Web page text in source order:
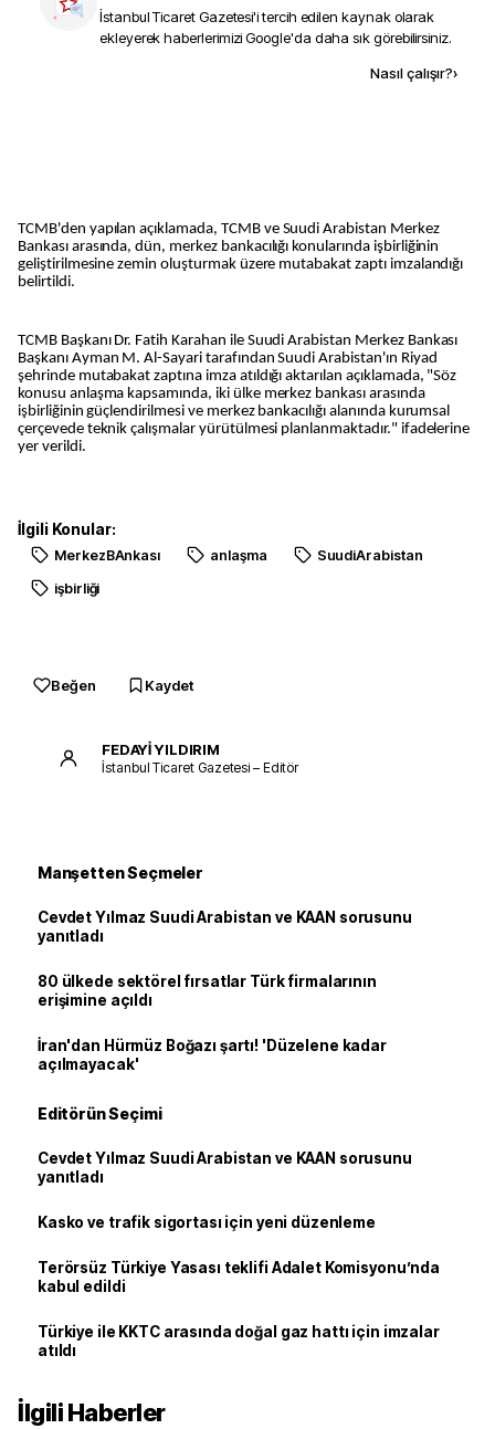
İstanbul Ticaret Gazetesi'i tercih edilen kaynak olarak
ekleyerek haberlerimizi Google'da daha sık görebilirsiniz.
Nasıl çalışır?›
TCMB'den yapılan açıklamada, TCMB ve Suudi Arabistan Merkez
Bankası arasında, dün, merkez bankacılığı konularında işbirliğinin
geliştirilmesine zemin oluşturmak üzere mutabakat zaptı imzalandığı
belirtildi.
TCMB Başkanı Dr. Fatih Karahan ile Suudi Arabistan Merkez Bankası
Başkanı Ayman M. Al-Sayari tarafından Suudi Arabistan'ın Riyad
şehrinde mutabakat zaptına imza atıldığı aktarılan açıklamada, "Söz
konusu anlaşma kapsamında, iki ülke merkez bankası arasında
işbirliğinin güçlendirilmesi ve merkez bankacılığı alanında kurumsal
çerçevede teknik çalışmalar yürütülmesi planlanmaktadır." ifadelerine
yer verildi.
İlgili Konular:
MerkezBAnkası anlaşma
SuudiArabistan
işbirliği
Beğen Kaydet
FEDAYİ YILDIRIM
İstanbul Ticaret Gazetesi – Editör
Manşetten Seçmeler
Cevdet Yılmaz Suudi Arabistan ve KAAN sorusunu
yanıtladı
80 ülkede sektörel fırsatlar Türk firmalarının
erişimine açıldı
İran'dan Hürmüz Boğazı şartı! 'Düzelene kadar
açılmayacak'
Editörün Seçimi
Cevdet Yılmaz Suudi Arabistan ve KAAN sorusunu
yanıtladı
Kasko ve trafik sigortası için yeni düzenleme
Terörsüz Türkiye Yasası teklifi Adalet Komisyonu’nda
kabul edildi
Türkiye ile KKTC arasında doğal gaz hattı için imzalar
atıldı
İlgili Haberler